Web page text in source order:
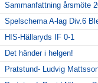
Sammanfattning årsmöte
Spelschema A-lag Div.6
HIS-Hällaryds IF 0-1
Det händer i helgen!
Pratstund- Ludvig